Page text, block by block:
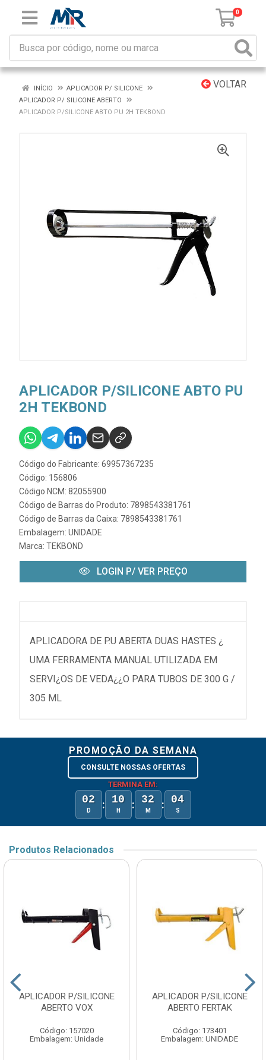
0
VOLTAR
INÍCIO
APLICADOR P/ SILICONE
APLICADOR P/ SILICONE ABERTO
APLICADOR P/SILICONE ABTO PU 2H TEKBOND
APLICADOR P/SILICONE ABTO PU
2H TEKBOND
Código do Fabricante: 69957367235
Código: 156806
Código NCM: 82055900
Código de Barras do Produto: 7898543381761
Código de Barras da Caixa: 7898543381761
Embalagem: UNIDADE
Marca: TEKBOND
LOGIN P/ VER PREÇO
APLICADORA DE P.U ABERTA DUAS HASTES ¿
UMA FERRAMENTA MANUAL UTILIZADA EM
SERVI¿OS DE VEDA¿¿O PARA TUBOS DE 300 G /
305 ML
PROMOÇÃO DA SEMANA
CONSULTE NOSSAS OFERTAS
TERMINA EM:
02
D : 10
H : 32
M : 04
S
Produtos Relacionados
APLICADOR P/SILICONE
ABERTO VOX
Código: 157020
Embalagem: Unidade
APLICADOR P/SILICONE
ABERTO FERTAK
Código: 173401
Embalagem: UNIDADE